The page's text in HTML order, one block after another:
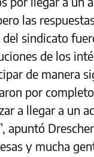
las
sindicato
de los
de manera
por
a llegar a un
apuntó
y mucha